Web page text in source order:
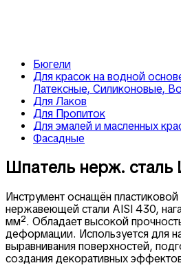
Бюгели
Для красок на водной
Латексные, Силиконовые,
Для Лаков
Для Пропиток
Для эмалей и масленных
Фасадные
Шпатель нерж. сталь
Инструмент оснащён
нержавеющей стали AISI 430,
мм². Обладает высокой
деформации. Используется для
выравнивания поверхностей,
создания декоративных